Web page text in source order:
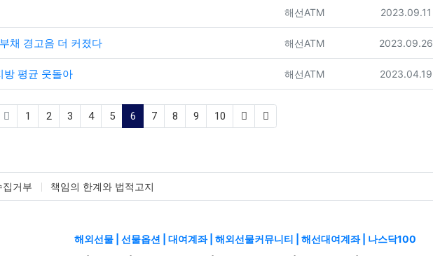
등록자
해선ATM 등록일
2023.09.11
채 경고음 더 커졌다 등록자
해선ATM 등록일
2023.09.26
평균 웃돌아 등록자
해선ATM 등록일
2023.04.19
1 2 3 4 5 6(current)
7 8 9 10
집거부 책임의 한계와 법적고지
해외선물 | 선물옵션 | 대여계좌 | 해외선물커뮤니티 | 해선대여계좌 | 나스닥100